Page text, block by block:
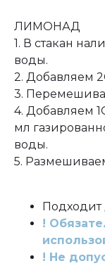
ЛИМОНАД
1. В стакан
воды.
2. Добавляем
3.
4. Добавляем
мл
воды.
5.
Подходит
!
! Не